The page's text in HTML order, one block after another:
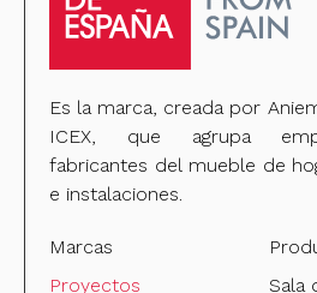
Es la marca, creada por
ICEX, que agrupa
fabricantes del mueble de
e instalaciones.
Marcas
Proyectos
Sala